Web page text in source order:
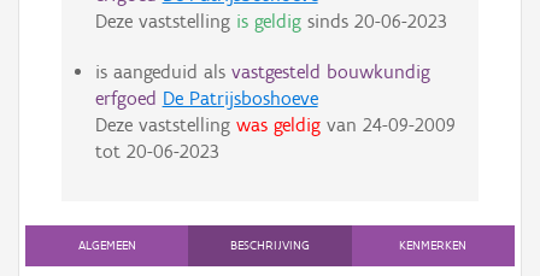
Deze vaststelling is geldigsinds 20-06-2023
is aangeduid als vastgesteld bouwkundig
erfgoed De Patrijsboshoeve
Deze vaststelling was geldigvan 24-09-2009
tot 20-06-2023
ALGEMEEN BESCHRIJVING KENMERKEN